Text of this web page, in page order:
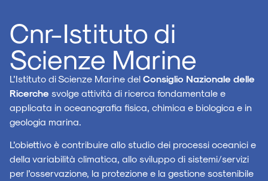
Cnr-Istituto di
Scienze Marine
L’Istituto di Scienze Marine del Consiglio Nazionale delle
Ricerche svolge attività di ricerca fondamentale e
applicata in oceanografia fisica, chimica e biologica e in
geologia marina.
L’obiettivo è contribuire allo studio dei processi oceanici e
della variabilità climatica, allo sviluppo di sistemi/servizi
per l’osservazione, la protezione e la gestione sostenibile